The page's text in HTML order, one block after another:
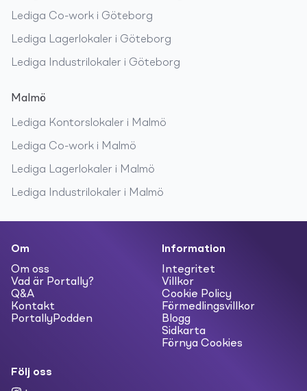
Lediga Co-work i Göteborg
Lediga Lagerlokaler i Göteborg
Lediga Industrilokaler i Göteborg
Malmö
Lediga Kontorslokaler i Malmö
Lediga Co-work i Malmö
Lediga Lagerlokaler i Malmö
Lediga Industrilokaler i Malmö
Om
Om oss
Vad är Portally?
Q&A
Kontakt
PortallyPodden
Information
Integritet
Villkor
Cookie Policy
Förmedlingsvillkor
Blogg
Sidkarta
Förnya Cookies
Följ oss